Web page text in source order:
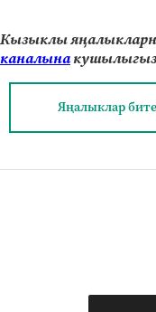
Кызыклы
каналына
Яңалыклар